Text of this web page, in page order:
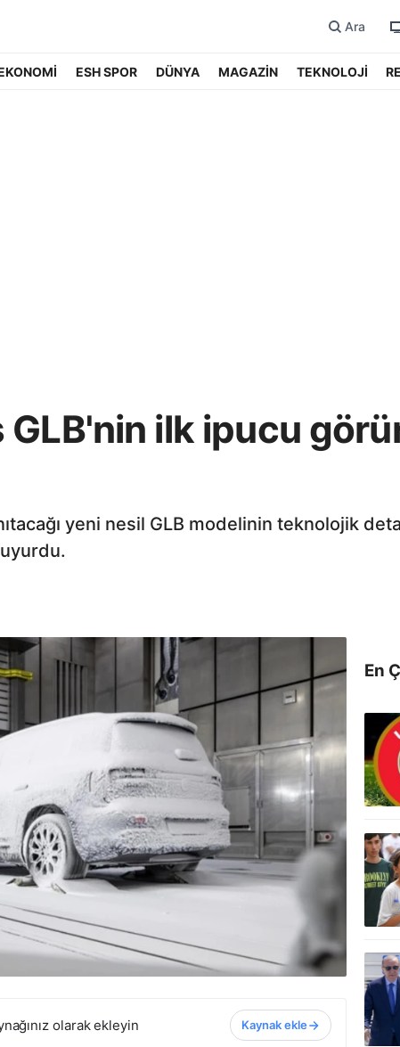
Ara
ESH SPOR DÜNYA MAGAZİN TEKNOLOJİ
GLB'nin ilk ipucu
yeni nesil GLB modelinin teknolojik
olarak ekleyin Kaynak ekle
En